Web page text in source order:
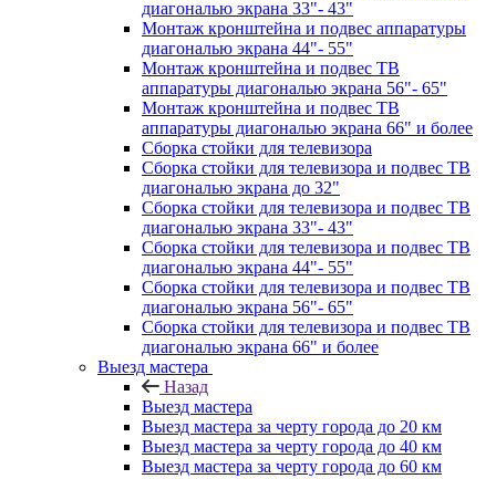
диагональю экрана 33"- 43"
Монтаж кронштейна и подвес аппаратуры
диагональю экрана 44"- 55"
Монтаж кронштейна и подвес ТВ
аппаратуры диагональю экрана 56"- 65"
Монтаж кронштейна и подвес ТВ
аппаратуры диагональю экрана 66" и более
Сборка стойки для телевизора
Сборка стойки для телевизора и подвес ТВ
диагональю экрана до 32"
Сборка стойки для телевизора и подвес ТВ
диагональю экрана 33"- 43"
Сборка стойки для телевизора и подвес ТВ
диагональю экрана 44"- 55"
Сборка стойки для телевизора и подвес ТВ
диагональю экрана 56"- 65"
Сборка стойки для телевизора и подвес ТВ
диагональю экрана 66" и более
Выезд мастера
Назад
Выезд мастера
Выезд мастера за черту города до 20 км
Выезд мастера за черту города до 40 км
Выезд мастера за черту города до 60 км